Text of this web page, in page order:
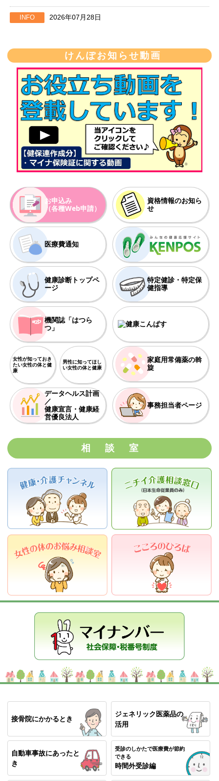
INFO
2026年07月28日
2026年06月26日
【6月26日（金）】お問い合わせ電話の受付時間変更について
重要
2026年03月31日
被扶養者認定における収入判定の取扱い変更について（お知ら
せ）
2026年03月10日
【特例退職被保険者制度】令和８年度 保険料引落しのご案内に
ついて
＜けんぽ通信＞3月号を発信いたします！
INFO
2026年02月24日
「はつらつ」下期号を発行しました！
INFO
＜けんぽ通信＞2月号を発信いたします！
INFO
2026年01月30日
日本生命を年度末に退職される方へ向けてのビラを作成しまし
た。
重要
2026年01月30日
令和８年度より開始します「子ども・子育て支援金制度」
INFO
2026年01月09日
＜けんぽ通信＞1月号を発信いたします！
INFO
2026年01月06日
健康こんぱす 1月号搭載しました！
INFO
2025年12月05日
＜けんぽ通信＞12月号を発信いたします！
2025年11月10日
＜けんぽ通信＞11月号発信いたします！
INFO
2025年10月07日
＜けんぽ通信＞10月号発信いたします！
重要
2025年09月16日
19歳以上23歳未満の方の被扶養者認定における年間収入要件が
変わります
INFO
2025年09月05日
2025年09月01日
KENPOSアプリをご利用のAndroidユーザーの皆様へ
「はつらつ」上期号を発行しました！
＜けんぽ通信＞8月号発信いたします！
INFO
2025年07月07日
＜けんぽ通信＞7月号発信いたします！
2025年06月06日
けんぽお知らせ動画
お申込み
（各種Web申請）
資格情報のお知ら
せ
医療費通知
健康診断トップペ
ージ
特定健診・特定保
健指導
機関誌「はつら
つ」
女性が知っておき
たい女性の体と健
康
男性に知ってほし
い女性の体と健康
家庭用常備薬の斡
旋
データヘルス計画
／
健康宣言・健康経
営優良法人
事務担当者ページ
相談室
接骨院にかかるとき
ジェネリック医薬品の
活用
自動車事故にあったと
き
受診のしかたで医療費が節約
できる
時間外受診編